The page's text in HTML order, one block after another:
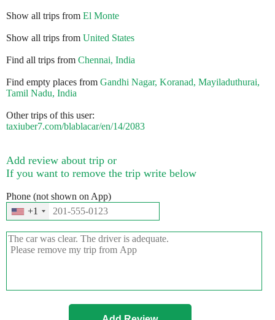
Show all trips from El Monte
Show all trips from United States
Find all trips from Chennai, India
Find empty places from Gandhi Nagar, Koranad, Mayiladuthurai,
Tamil Nadu, India
Other trips of this user:
taxiuber7.com/blablacar/en/14/2083
Add review about trip or
If you want to remove the trip write below
Phone (not shown on App)
+1